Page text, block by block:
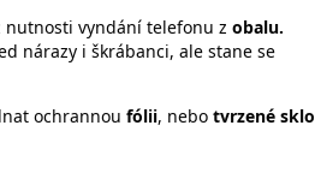
vyndání telefonu z obalu.
nárazy i škrábanci, ale stane se
ochrannou fólii, nebo tvrzené sklo